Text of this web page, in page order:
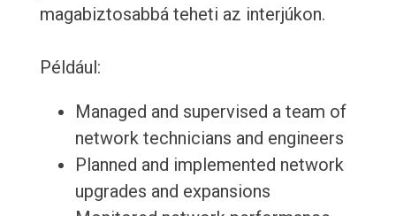
magabiztosabbá teheti az interjúkon.
Például:
Managed and supervised a team of
network technicians and engineers
Planned and implemented network
upgrades and expansions